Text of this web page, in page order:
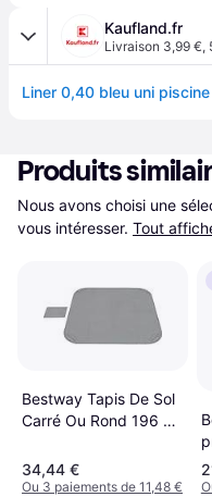
Kaufland.fr
Livraison 3,99 €,
Produits
Nous avons choisi une
vous intéresser. Tout
Bestway Tapis De Sol
Carré Ou Rond 196 x
34,44 €
Ou 3 paiements de 11,48 €